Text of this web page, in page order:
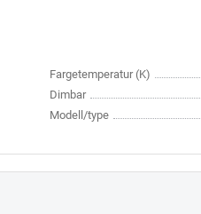
Fargetemperatur (K)
Dimbar
Modell/type